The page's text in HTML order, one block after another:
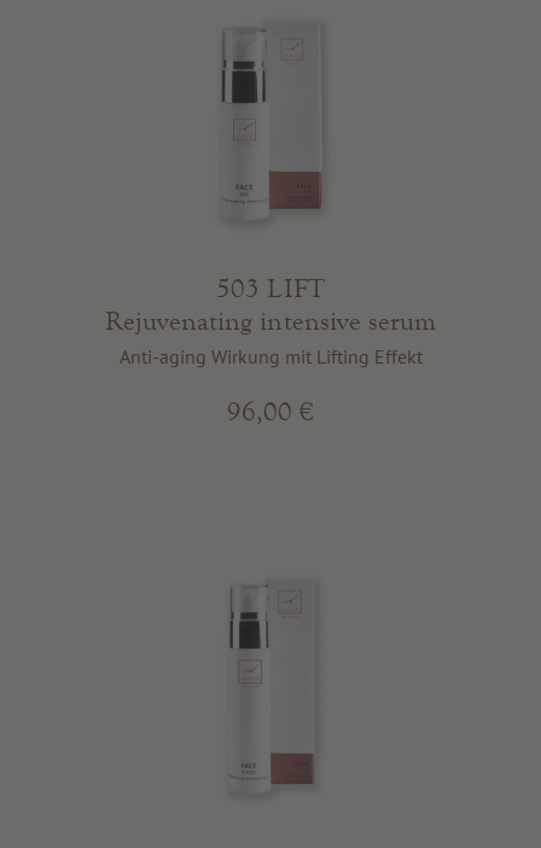
503 LIFT
Rejuvenating intensive serum
Anti-aging Wirkung mit Lifting Effekt
96,00 €